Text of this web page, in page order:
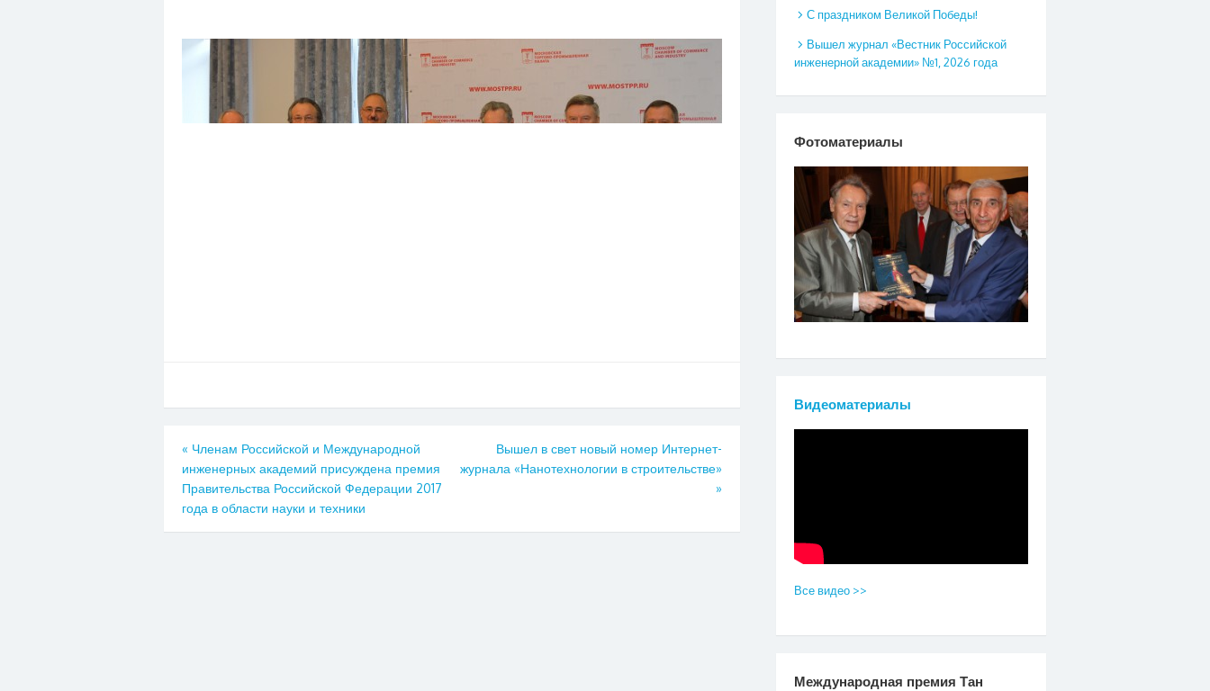
« Членам Российской и Международной
инженерных академий присуждена премия
Правительства Российской Федерации 2017
года в области науки и техники
Вышел в свет новый номер Интернет-
журнала «Нанотехнологии в строительстве»
»
С праздником Великой Победы!
Вышел журнал «Вестник Российской
инженерной академии» №1, 2026 года
Фотоматериалы
Видеоматериалы
Все видео >>
Международная премия Тан